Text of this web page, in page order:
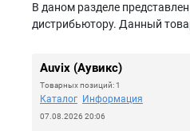
В даном разделе
дистрибьютору. Данный
Auvix (Аувикс)
Товарных позиций: 1
Каталог Информация
07.08.2026 20:06